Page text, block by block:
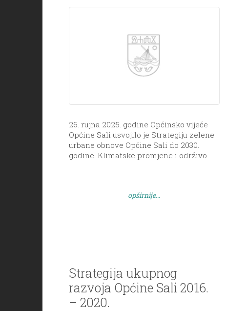
26. rujna 2025. godine Općinsko vijeće
Općine Sali usvojilo je Strategiju zelene
urbane obnove Općine Sali do 2030.
godine. Klimatske promjene i održivo
novonastalim izazovima, te
opširnije...
Strategija ukupnog
razvoja Općine Sali 2016.
– 2020.